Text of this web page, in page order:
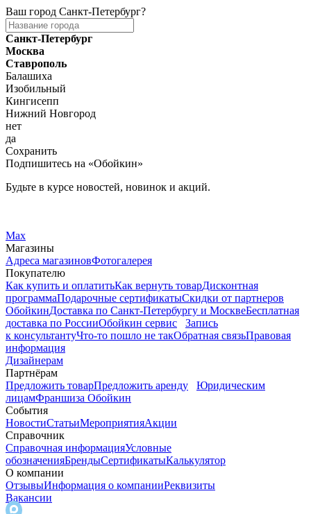
Ваш город Санкт-Петербург?
Санкт-Петербург
Москва
Ставрополь
Балашиха
Изобильный
Кингисепп
Нижний Новгород
нет
да
Сохранить
Подпишитесь на «Обойкин»
Будьте в курсе новостей, новинок и акций.
Max
Магазины
Адреса магазиновФотогалерея
Покупателю
Как купить и оплатитьКак вернуть товарДисконтная
программаПодарочные сертификатыСкидки от партнеров
ОбойкинДоставка по Санкт-Петербургу и МосквеБесплатная
доставка по РоссииОбойкин сервис
Запись
к консультантуЧто-то пошло не такОбратная связьПравовая
информация
Дизайнерам
Партнёрам
Предложить товарПредложить аренду
Юридическим
лицамФраншиза Обойкин
События
НовостиСтатьиМероприятияАкции
Справочник
Справочная информацияУсловные
обозначенияБрендыСертификатыКалькулятор
О компании
ОтзывыИнформация о компанииРеквизиты
Вакансии